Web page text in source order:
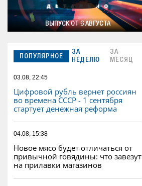
ВЫПУСК ОТ 6 АВГУСТА
ПОПУЛЯРНОЕ
ЗА
НЕДЕЛЮ
ЗА
МЕСЯЦ
03.08, 22:45
Цифровой рубль вернет россиян
во времена СССР - 1 сентября
стартует денежная реформа
04.08, 15:38
Новое мясо будет отличаться от
привычной говядины: что завезут
на прилавки магазинов